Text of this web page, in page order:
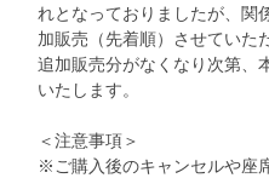
れとなっておりましたが、関
加販売（先着順）させていた
追加販売分がなくなり次第、
いたします。
＜注意事項＞
※ご購入後のキャンセルや座